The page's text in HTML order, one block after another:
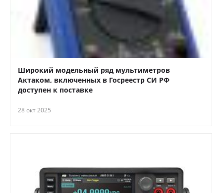
Широкий модельный ряд мультиметров
Актаком, включенных в Госреестр СИ РФ
доступен к поставке
28 окт 2025